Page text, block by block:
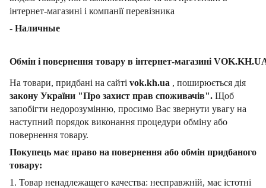
інтернет-магазині і компанії перевізника
- Наличные
Обмін і повернення товару в інтернет-магазині
На товари, придбані на сайті vok.kh.ua , поширюється дія
закону України "Про захист прав споживачів". Щоб
запобігти недорозумінню, просимо Вас звернути увагу на
наступний порядок виконання процедури обміну або
повернення товару.
Покупець має право на повернення або обмін придбаного
товару:
1. Товар ненадлежащего качества: несправжній, має істотні